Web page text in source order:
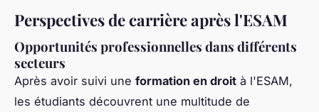
Perspectives de carrière après l'ESAM
Opportunités professionnelles dans différents
secteurs
Après avoir suivi une formation en droit à l'ESAM,
les étudiants découvrent une multitude de